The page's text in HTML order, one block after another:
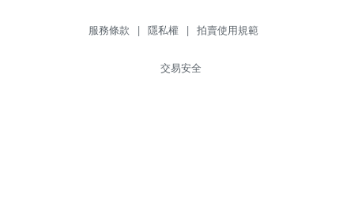
服務條款 | 隱私權 | 拍賣使用規範
交易安全